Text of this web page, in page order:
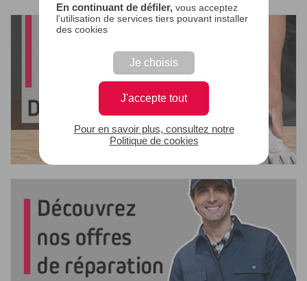
En continuant de défiler,vous acceptez
l'utilisation de services tiers pouvant installer
des cookies
Je choisis
J'accepte tout
Pour en savoir plus, consultez notre
Politique de cookies